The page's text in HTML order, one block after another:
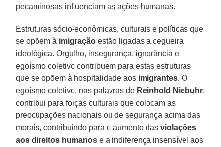
pecaminosas influenciam as ações humanas.
Estruturas sócio-econômicas, culturais e políticas que
se opõem à imigração estão ligadas a cegueira
ideológica. Orgulho, insegurança, ignorância e
egoísmo coletivo contribuem para estas estruturas
que se opõem à hospitalidade aos imigrantes. O
egoísmo coletivo, nas palavras de Reinhold Niebuhr,
contribui para forças culturais que colocam as
preocupações nacionais ou de segurança acima das
morais, contribuindo para o aumento dasviolações
aos direitos humanos e a indiferença insensível aos